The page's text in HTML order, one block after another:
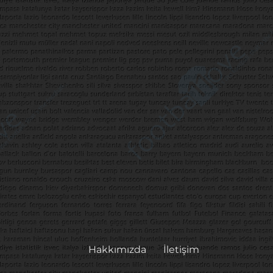
Hakkımızda İletişim